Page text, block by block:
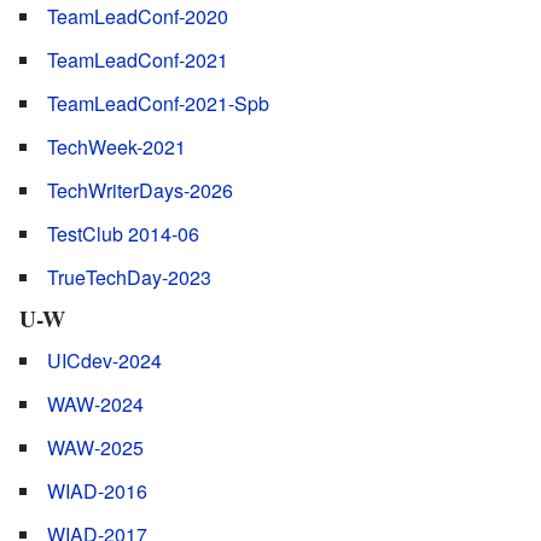
TeamLeadConf-2020
TeamLeadConf-2021
TeamLeadConf-2021-Spb
TechWeek-2021
TechWriterDays-2026
TestClub 2014-06
TrueTechDay-2023
U-W
UICdev-2024
WAW-2024
WAW-2025
WIAD-2016
WIAD-2017